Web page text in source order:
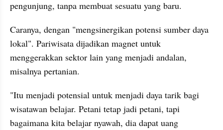
pengunjung, tanpa membuat sesuatu yang baru.
Caranya, dengan "mengsinergikan potensi sumber daya
lokal". Pariwisata dijadikan magnet untuk
menggerakkan sektor lain yang menjadi andalan,
misalnya pertanian.
"Itu menjadi potensial untuk menjadi daya tarik bagi
wisatawan belajar. Petani tetap jadi petani, tapi
bagaimana kita belajar nyawah, dia dapat uang